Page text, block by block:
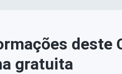
deste
gratuita